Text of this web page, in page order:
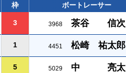
枠 ボートレーサー
3 3968 茶谷 信次
1 4451 松崎 祐太郎
5 5029 中 亮太